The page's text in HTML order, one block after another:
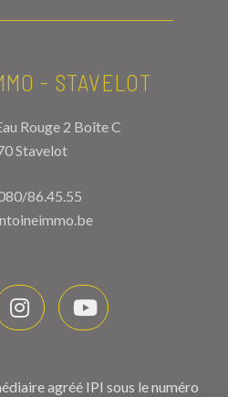
- STAVELOT
Rouge 2 Boîte C
Stavelot
86.45.55
agréé IPI sous le numéro